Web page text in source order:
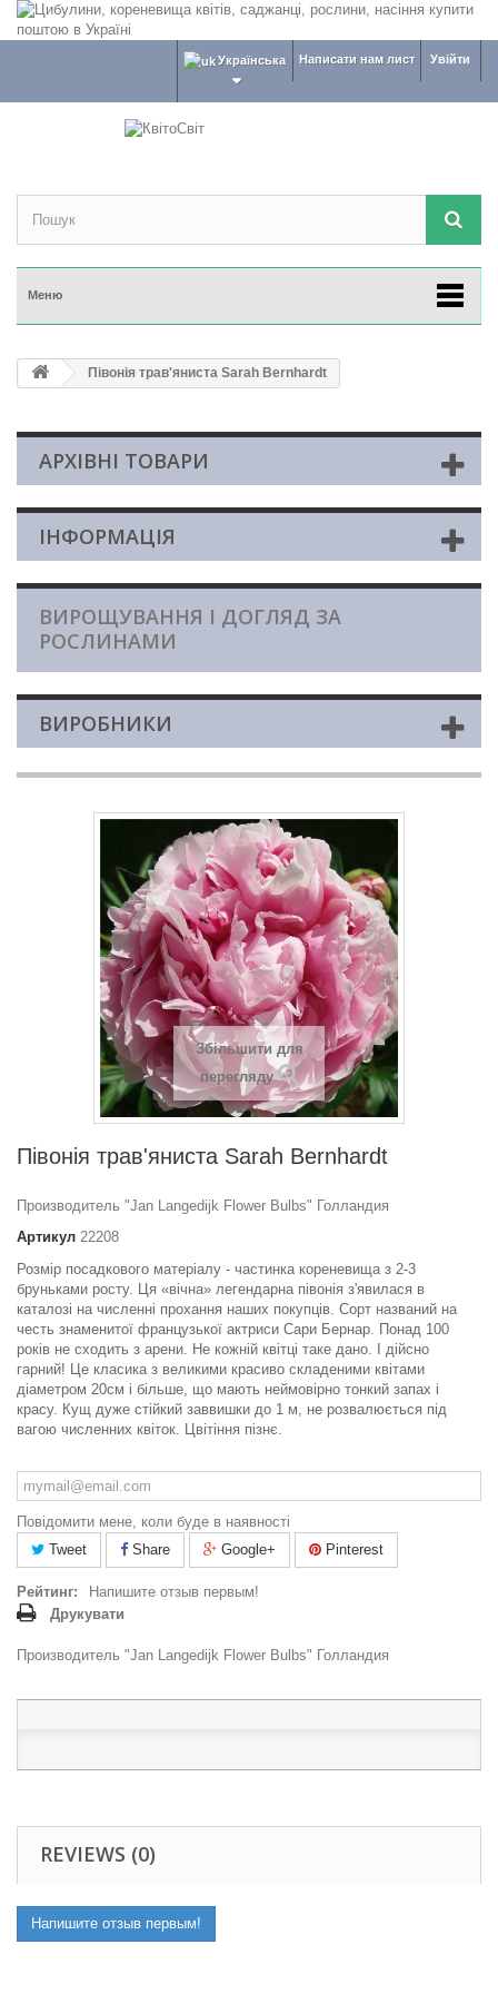
Увійти
Написати нам лист
Українська
Меню
Півонія трав'яниста Sarah Bernhardt
АРХІВНІ ТОВАРИ
ІНФОРМАЦІЯ
ВИРОЩУВАННЯ І ДОГЛЯД ЗА
РОСЛИНАМИ
ВИРОБНИКИ
Збільшити для
перегляду
Півонія трав'яниста Sarah Bernhardt
Производитель "Jan Langedijk Flower Bulbs" Голландия
Артикул 22208
Розмір посадкового матеріалу - частинка кореневища з 2-3
бруньками росту. Ця «вічна» легендарна півонія з'явилася в
каталозі на численні прохання наших покупців. Сорт названий на
честь знаменитої французької актриси Сари Бернар. Понад 100
років не сходить з арени. Не кожній квітці таке дано. І дійсно
гарний! Це класика з великими красиво складеними квітами
діаметром 20см і більше, що мають неймовірно тонкий запах і
красу. Кущ дуже стійкий заввишки до 1 м, не розвалюється під
вагою численних квіток. Цвітіння пізнє.
Повідомити мене, коли буде в наявності
Tweet
Share Google+ Pinterest
Рейтинг:
Напишите отзыв первым!
Друкувати
Производитель "Jan Langedijk Flower Bulbs" Голландия
REVIEWS (0)
Напишите отзыв первым!